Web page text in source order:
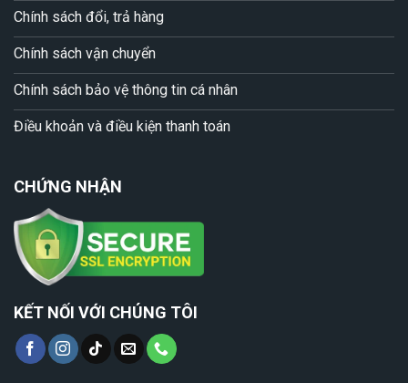
Chính sách đổi, trả hàng
Chính sách vận chuyển
Chính sách bảo vệ thông tin cá nhân
Điều khoản và điều kiện thanh toán
CHỨNG NHẬN
KẾT NỐI VỚI CHÚNG TÔI